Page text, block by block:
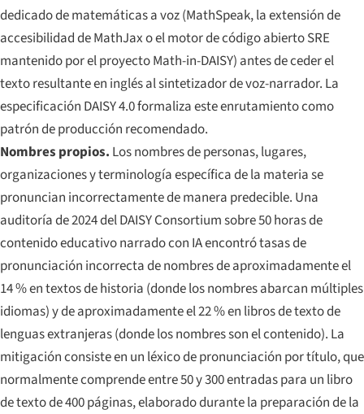
dedicado de matemáticas a voz (MathSpeak, la extensión de
accesibilidad de MathJax o el motor de código abierto SRE
mantenido por el proyecto Math-in-DAISY) antes de ceder el
texto resultante en inglés al sintetizador de voz-narrador. La
especificación DAISY 4.0 formaliza este enrutamiento como
patrón de producción recomendado.
Nombres propios. Los nombres de personas, lugares,
organizaciones y terminología específica de la materia se
pronuncian incorrectamente de manera predecible. Una
auditoría de 2024 del DAISY Consortium sobre 50 horas de
contenido educativo narrado con IA encontró tasas de
pronunciación incorrecta de nombres de aproximadamente el
14 % en textos de historia (donde los nombres abarcan múltiples
idiomas) y de aproximadamente el 22 % en libros de texto de
lenguas extranjeras (donde los nombres son el contenido). La
mitigación consiste en un léxico de pronunciación por título, que
normalmente comprende entre 50 y 300 entradas para un libro
de texto de 400 páginas, elaborado durante la preparación de la